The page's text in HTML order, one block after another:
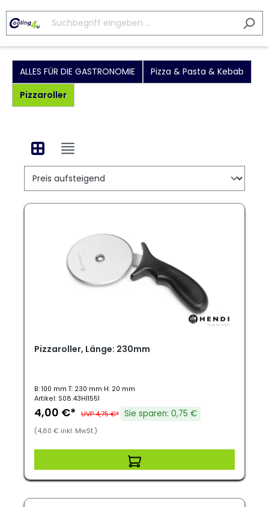
ALLES FÜR DIE GASTRONOMIE
Pizza & Pasta & Kebab
Pizzaroller
Pizzaroller, Länge: 230mm
B: 100 mm T: 230 mm H: 20 mm
Artikel: S08.43HI1551
4,00 €* UVP 4,75 €* Sie sparen: 0,75 €
(4,80 € inkl. MwSt.)